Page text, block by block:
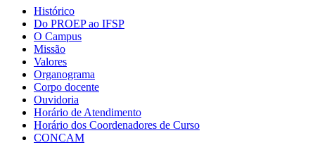
Histórico
Do PROEP ao IFSP
O Campus
Missão
Valores
Organograma
Corpo docente
Ouvidoria
Horário de Atendimento
Horário dos Coordenadores de Curso
CONCAM